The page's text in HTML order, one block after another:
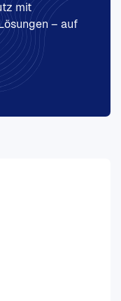
mit
– auf